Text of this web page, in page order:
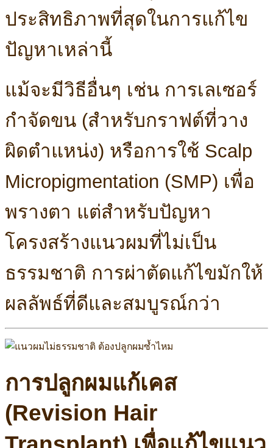
ประสิทธิภาพที่สุดในการแก้ไข
ปัญหาเหล่านี้
แม้จะมีวิธีอื่นๆ เช่น การเลเซอร์
กำจัดขน (สำหรับกราฟต์ที่วาง
ผิดตำแหน่ง) หรือการใช้ Scalp
Micropigmentation (SMP) เพื่อ
พรางตา แต่สำหรับปัญหา
โครงสร้างแนวผมที่ไม่เป็น
ธรรมชาติ การผ่าตัดแก้ไขมักให้
ผลลัพธ์ที่ดีและสมบูรณ์กว่า
การปลูกผมแก้เคส
(Revision Hair